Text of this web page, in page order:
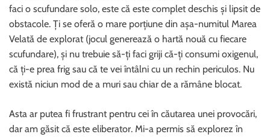
faci o scufundare solo, este că este complet deschis și lipsit de
obstacole. Ți se oferă o mare porțiune din așa-numitul Marea
Velată de explorat (jocul generează o hartă nouă cu fiecare
scufundare), și nu trebuie să-ți faci griji că-ți consumi oxigenul,
că ți-e prea frig sau că te vei întâlni cu un rechin periculos. Nu
există niciun mod de a muri sau chiar de a rămâne blocat.
Asta ar putea fi frustrant pentru cei în căutarea unei provocări,
dar am găsit că este eliberator. Mi-a permis să explorez în